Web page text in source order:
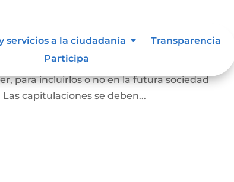
servicios a la ciudadanía
Transparencia
Participa
a casar (por matrimonio civil o matrimonio
para incluirlos o no en la futura sociedad
capitulaciones se deben...